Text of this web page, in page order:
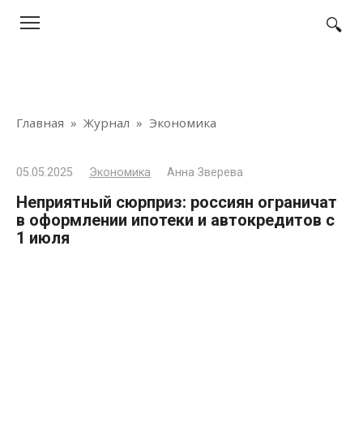
Главная » Журнал » Экономика
05.05.2025 Экономика Анна Зверева
Неприятный сюрприз: россиян ограничат
в оформлении ипотеки и автокредитов с
1 июля